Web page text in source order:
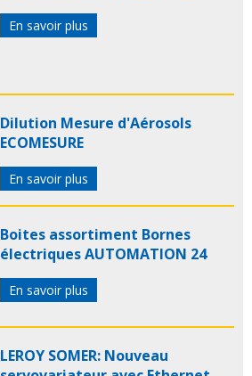
En savoir plus
Dilution Mesure d'Aérosols
ECOMESURE
En savoir plus
Boites assortiment Bornes
électriques AUTOMATION 24
En savoir plus
LEROY SOMER: Nouveau